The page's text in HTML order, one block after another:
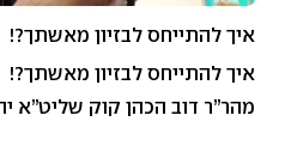
איך להתייחס לבזיון מאשתך?!
איך להתייחס לבזיון מאשתך?!
מהר”ר דוב הכהן קוק שליט”א